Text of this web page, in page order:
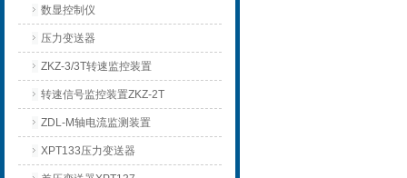
数显控制仪
压力变送器
ZKZ-3/3T转速监控装置
转速信号监控装置ZKZ-2T
ZDL-M轴电流监测装置
XPT133压力变送器